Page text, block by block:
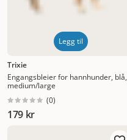
Legg til
Trixie
Engangsbleier for hannhunder, blå,
medium/large
(0)
179 kr